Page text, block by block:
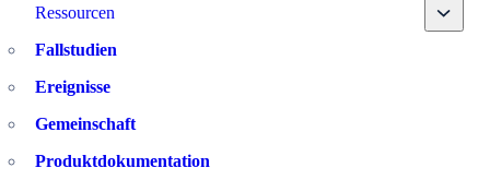
Ressourcen Toggle
Fallstudien
Ereignisse
Gemeinschaft
Produktdokumentation